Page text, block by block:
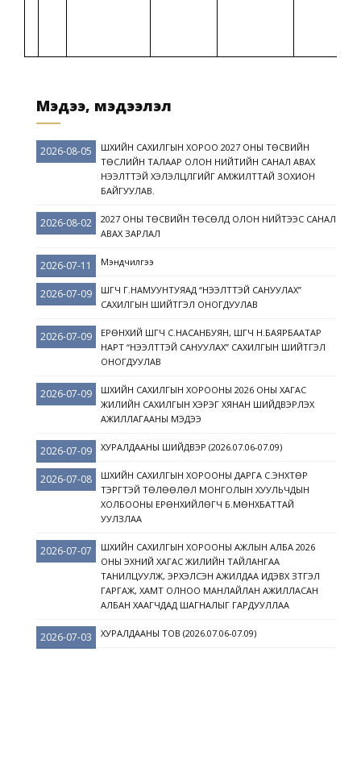
Мэдээ, мэдээлэл
2026-08-05
ШҮҮХИЙН САХИЛГЫН ХОРОО 2027 ОНЫ ТӨСВИЙН
ТӨСЛИЙН ТАЛААР ОЛОН НИЙТИЙН САНАЛ АВАХ
НЭЭЛТТЭЙ ХЭЛЭЛЦҮҮЛГИЙГ АМЖИЛТТАЙ ЗОХИОН
БАЙГУУЛАВ.
2026-08-02
2027 ОНЫ ТӨСВИЙН ТӨСӨЛД ОЛОН НИЙТЭЭС САНАЛ
АВАХ ЗАРЛАЛ
2026-07-11 Мэндчилгээ
2026-07-09
ШҮҮГЧ Г.НАМУУНТУЯАД “НЭЭЛТТЭЙ САНУУЛАХ”
САХИЛГЫН ШИЙТГЭЛ ОНОГДУУЛАВ
2026-07-09
ЕРӨНХИЙ ШҮҮГЧ С.НАСАНБУЯН, ШҮҮГЧ Н.БАЯРБААТАР
НАРТ “НЭЭЛТТЭЙ САНУУЛАХ” САХИЛГЫН ШИЙТГЭЛ
ОНОГДУУЛАВ
2026-07-09
ШҮҮХИЙН САХИЛГЫН ХОРООНЫ 2026 ОНЫ ХАГАС
ЖИЛИЙН САХИЛГЫН ХЭРЭГ ХЯНАН ШИЙДВЭРЛЭХ
АЖИЛЛАГААНЫ МЭДЭЭ
2026-07-09 ХУРАЛДААНЫ ШИЙДВЭР (2026.07.06-07.09)
2026-07-08
ШҮҮХИЙН САХИЛГЫН ХОРООНЫ ДАРГА С.ЭНХТӨР
ТЭРГҮҮТЭЙ ТӨЛӨӨЛӨЛ МОНГОЛЫН ХУУЛЬЧДЫН
ХОЛБООНЫ ЕРӨНХИЙЛӨГЧ Б.МӨНХБАТТАЙ
УУЛЗЛАА
2026-07-07
ШҮҮХИЙН САХИЛГЫН ХОРООНЫ АЖЛЫН АЛБА 2026
ОНЫ ЭХНИЙ ХАГАС ЖИЛИЙН ТАЙЛАНГАА
ТАНИЛЦУУЛЖ, ЭРХЭЛСЭН АЖИЛДАА ИДЭВХ ЗҮТГЭЛ
ГАРГАЖ, ХАМТ ОЛНОО МАНЛАЙЛАН АЖИЛЛАСАН
АЛБАН ХААГЧДАД ШАГНАЛЫГ ГАРДУУЛЛАА
2026-07-03 ХУРАЛДААНЫ ТОВ (2026.07.06-07.09)